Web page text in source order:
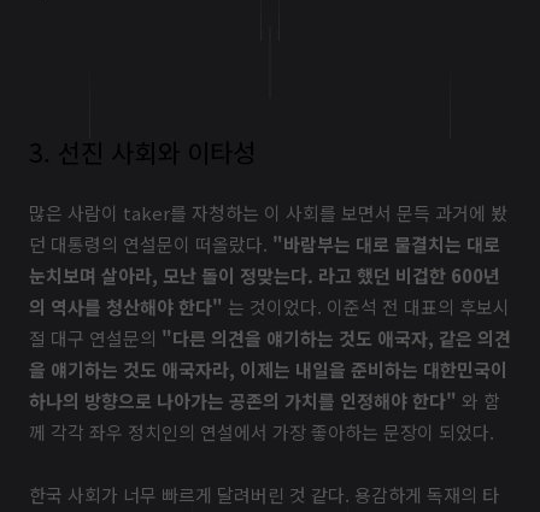
3. 선진 사회와 이타성
많은 사람이 taker를 자청하는 이 사회를 보면서 문득 과거에 봤
던 대통령의 연설문이 떠올랐다. "바람부는 대로 물결치는 대로
눈치보며 살아라, 모난 돌이 정맞는다. 라고 했던 비겁한 600년
의 역사를 청산해야 한다" 는 것이었다. 이준석 전 대표의 후보시
절 대구 연설문의 "다른 의견을 얘기하는 것도 애국자, 같은 의견
을 얘기하는 것도 애국자라, 이제는 내일을 준비하는 대한민국이
하나의 방향으로 나아가는 공존의 가치를 인정해야 한다" 와 함
께 각각 좌우 정치인의 연설에서 가장 좋아하는 문장이 되었다.
한국 사회가 너무 빠르게 달려버린 것 같다. 용감하게 독재의 타